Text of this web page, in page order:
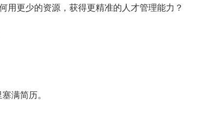
用更少的资源，获得更精准的人才管理能力？
满简历。